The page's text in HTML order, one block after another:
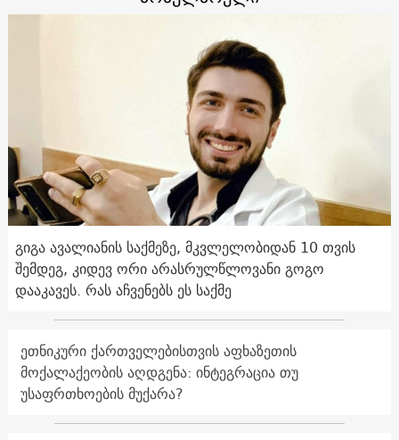
გიგა ავალიანის საქმეზე, მკვლელობიდან 10 თვის
შემდეგ, კიდევ ორი არასრულწლოვანი გოგო
დააკავეს. რას აჩვენებს ეს საქმე
ეთნიკური ქართველებისთვის აფხაზეთის
მოქალაქეობის აღდგენა: ინტეგრაცია თუ
უსაფრთხოების მუქარა?